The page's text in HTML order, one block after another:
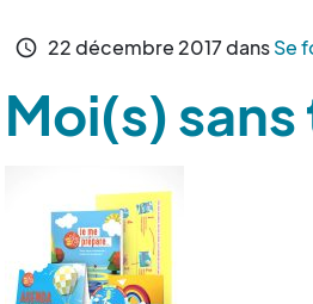
schedule 22décembre 2017dansSe
Moi(s)